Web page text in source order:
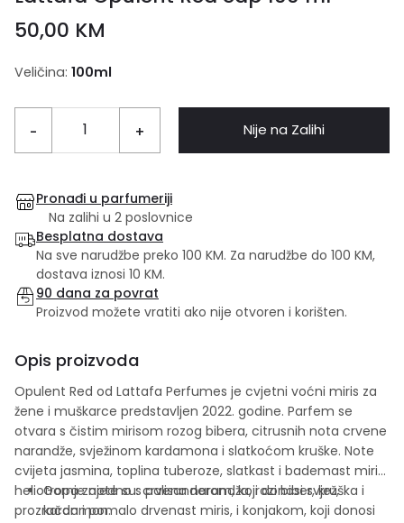
50,00 KM
Veličina: 100ml
- + Nije na Zalihi
Pronađi u parfumeriji
Na zalihi u 2 poslovnice
Besplatna dostava
Na sve narudžbe preko 100 KM. Za narudžbe do 100 KM,
dostava iznosi 10 KM.
90 dana za povrat
Proizvod možete vratiti ako nije otvoren i korišten.
Opis proizvoda
Opulent Red od Lattafa Perfumes je cvjetni voćni miris za
žene i muškarce predstavljen 2022. godine. Parfem se
otvara s čistim mirisom rozog bibera, citrusnih nota crvene
narandže, svježinom kardamona i slatkoćom kruške. Note
cvijeta jasmina, toplina tuberoze, slatkast i bademast miris
heliotropa zajedno s palisanderom, koji donosi svjež,
prozračan i pomalo drvenast miris, i konjakom, koji donosi
Gornje note su: crvena narandža, rozi biber, kruška i
kardamon.